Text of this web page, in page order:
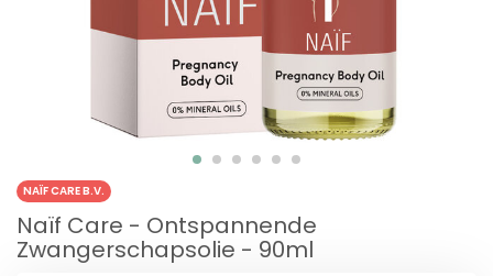
NAÏF CARE B.V.
Naïf Care - Ontspannende
Zwangerschapsolie - 90ml